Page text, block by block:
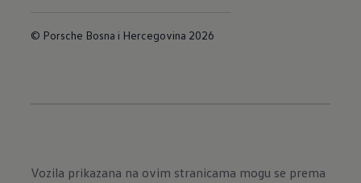
© Porsche Bosna i Hercegovina 2026
Vozila prikazana na ovim stranicama mogu se prema